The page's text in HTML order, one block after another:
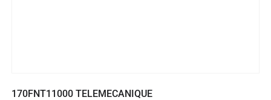
170FNT11000 TELEMECANIQUE